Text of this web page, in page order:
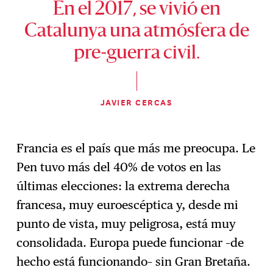
En el 2017, se vivió en
Catalunya una atmósfera de
pre-guerra civil.
JAVIER CERCAS
Francia es el país que más me preocupa. Le
Pen tuvo más del 40% de votos en las
últimas elecciones: la extrema derecha
francesa, muy euroescéptica y, desde mi
punto de vista, muy peligrosa, está muy
consolidada. Europa puede funcionar –de
hecho está funcionando– sin Gran Bretaña.